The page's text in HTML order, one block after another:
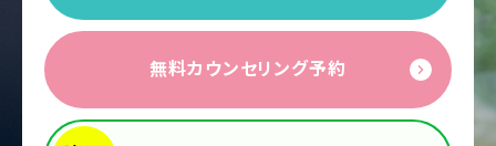
無料カウンセリング予約